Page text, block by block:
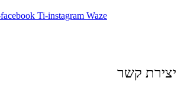
facebook Ti-instagram Waze
יצירת קשר